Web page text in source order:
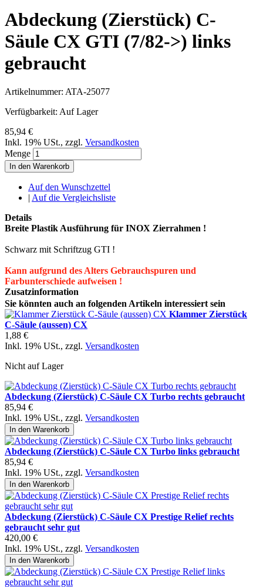
Abdeckung (Zierstück) C-
Säule CX GTI (7/82->) links
gebraucht
Artikelnummer: ATA-25077
Verfügbarkeit: Auf Lager
85,94 €
Inkl. 19% USt., zzgl. Versandkosten
Menge
In den Warenkorb
Auf den Wunschzettel
| Auf die Vergleichsliste
Details
Breite Plastik Ausführung für INOX Zierrahmen !
Schwarz mit Schriftzug GTI !
Kann aufgrund des Alters Gebrauchspuren und
Farbunterschiede aufweisen !
Zusatzinformation
Sie könnten auch an folgenden Artikeln interessiert sein
Klammer Zierstück
C-Säule (aussen) CX
1,88 €
Inkl. 19% USt., zzgl. Versandkosten
Nicht auf Lager
Abdeckung (Zierstück) C-Säule CX Turbo rechts gebraucht
85,94 €
Inkl. 19% USt., zzgl. Versandkosten
In den Warenkorb
Abdeckung (Zierstück) C-Säule CX Turbo links gebraucht
85,94 €
Inkl. 19% USt., zzgl. Versandkosten
In den Warenkorb
Abdeckung (Zierstück) C-Säule CX Prestige Relief rechts
gebraucht sehr gut
420,00 €
Inkl. 19% USt., zzgl. Versandkosten
In den Warenkorb